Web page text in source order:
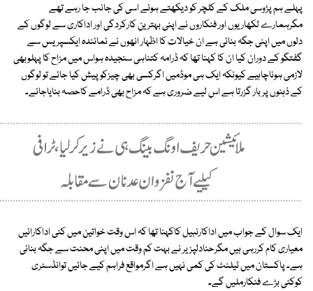
پہلے ہم پڑوسی ملک کے کلچر کو دیکھتے ہوئے اسی کی جانب جا رہے تھے
مگرہمارے لکھاریوں اور فنکاروں نے اپنی بہترین کارکردگی اور اداکاری سے لوگوں کے
دلوں میں اپنی جگہ بنائی ہے ان خیالات کا اظہار انھوں نے نمائندہ ایکسپریس سے
گفتگو کے دوران کیا ان کا کہنا تھا کہ ڈرامہ کتناہی سنجیدہ ہواس میں مزاح کا پہلوبھی
لازمی ہوناچاہیے کیونکہ ایک ہی موڈمیں اگرکسی بھی چیزکوپیش کیا جائے تو لوگوں
کے ذہنوں پر بار گزرتا ہے اس لیے ضروری ہے کہ مزاح بھی ڈرامے کاحصہ بنایاجائے۔
ایک سوال کے جواب میں اداکارنبیل کاکہنا تھا کہ اس وقت خواتین میں کئی اداکارائیں
معیاری کام کررہی ہیں مگرحنادلپزیر نے بہت کم وقت میں اپنی محنت سے جگہ بنائی
ہے۔ پاکستان میں ٹیلنٹ کی کمی نہیں ہے اگرمواقع فراہم کیے جائیں توانڈسٹری
کوکئی بڑے فنکارملیں گے۔